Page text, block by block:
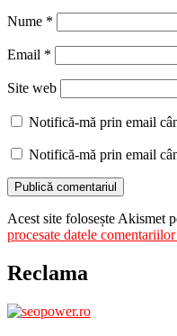
Nume *
Email *
Site web
Notifică-mă prin email
Notifică-mă prin email
Acest site folosește Akismet
procesate datele
Reclama